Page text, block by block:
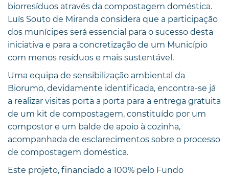
biorresíduos através da compostagem doméstica.
Luís Souto de Miranda considera que a participação
dos munícipes será essencial para o sucesso desta
iniciativa e para a concretização de um Município
com menos resíduos e mais sustentável.
Uma equipa de sensibilização ambiental da
Biorumo, devidamente identificada, encontra-se já
a realizar visitas porta a porta para a entrega gratuita
de um kit de compostagem, constituído por um
compostor e um balde de apoio à cozinha,
acompanhada de esclarecimentos sobre o processo
de compostagem doméstica.
Este projeto, financiado a 100% pelo Fundo